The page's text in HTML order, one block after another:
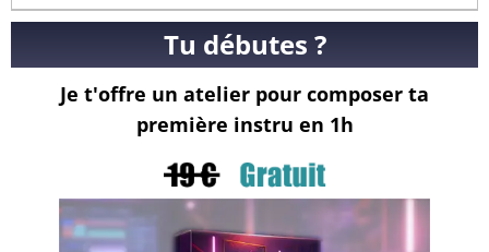
Tu débutes ?
Je t'offre un atelier pour composer ta
première instru en 1h